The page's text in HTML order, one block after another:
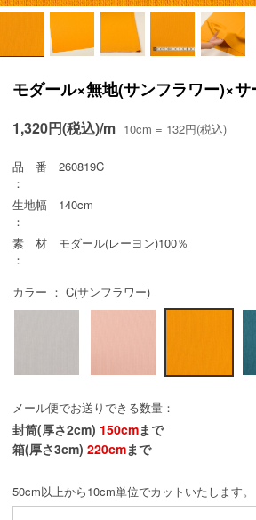
モダール×無地(サンフラワー)×
1,320円(税込)/m 10cm = 132円(税込)
品 番
：
260819C
生地幅
：
140cm
素 材
：
モダール(レーヨン)100％
カラー ： C(サンフラワー)
メール便でお送りできる数量：
封筒(厚さ2cm) 150cmまで
箱(厚さ3cm) 220cmまで
50cm以上から10cm単位でカットいたします。